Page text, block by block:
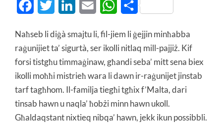
FacebookTwitter LinkedInEmail WhatsApp
Share
Naħseb li diġà smajtu li, fil-jiem li ġejjin minħabba
raġunijiet ta’ sigurtà, ser ikolli nitlaq mill-pajjiż. Kif
forsi tistgħu timmaġinaw, għandi seba’ mitt sena biex
ikolli moħħi mistrieħ wara li dawn ir-raġunijet jinstab
tarf tagħhom. Il-familja tiegħi tgħix f’Malta, dari
tinsab hawn u naqla’ ħobżi minn hawn ukoll.
Għaldaqstant nixtieq nibqa’ hawn, jekk ikun possibbli.